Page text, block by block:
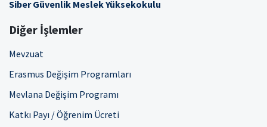
Siber Güvenlik Meslek Yüksekokulu
Diğer İşlemler
Mevzuat
Erasmus Değişim Programları
Mevlana Değişim Programı
Katkı Payı / Öğrenim Ücreti